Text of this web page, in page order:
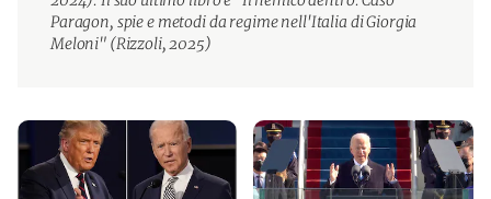
Paragon, spie e metodi da regime nell'Italia di Giorgia
Meloni" (Rizzoli, 2025)